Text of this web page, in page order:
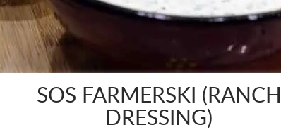
SOS FARMERSKI (RANCH
DRESSING)